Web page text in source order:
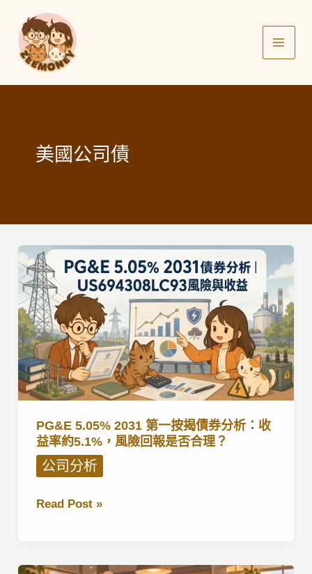
content
美國公司債
PG&E 5.05% 2031 第一按揭債券分析：收
益率約5.1%，風險回報是否合理？
公司分析
PG&E
第
Read Post »